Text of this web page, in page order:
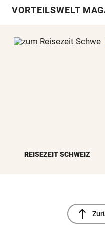
VORTEILSWELT
REISEZEIT SCHWEIZ
north